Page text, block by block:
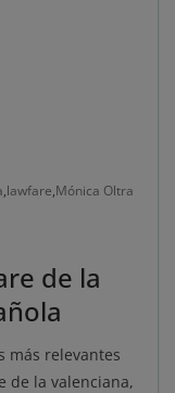
,lawfare,Mónica Oltra
de la
más relevantes
de la valenciana,